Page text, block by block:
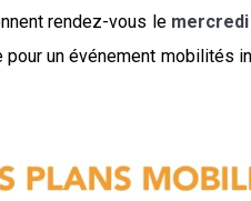
rendez-vous le mercredi
un événement mobilités